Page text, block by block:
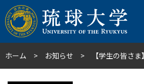
ホーム お知らせ 【学生の皆さま】令和５年５月８日以